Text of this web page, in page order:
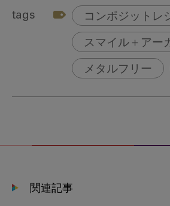
tags コンポジットレ
スマイル＋アー
メタルフリー
関連記事